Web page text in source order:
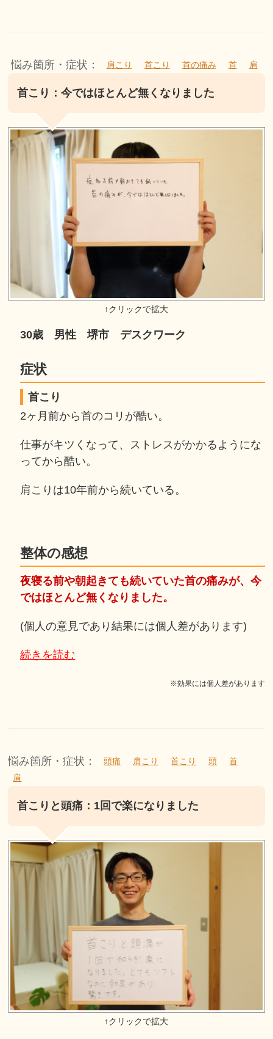
悩み箇所・症状： 肩こり 首こり 首の痛み 首 肩
首こり：今ではほとんど無くなりました
30歳 男性 堺市 デスクワーク
症状
首こり
2ヶ月前から首のコリが酷い。
仕事がキツくなって、ストレスがかかるようにな
ってから酷い。
肩こりは10年前から続いている。
整体の感想
夜寝る前や朝起きても続いていた首の痛みが、今
ではほとんど無くなりました。
(個人の意見であり結果には個人差があります)
続きを読む
※効果には個人差があります
悩み箇所・症状： 頭痛 肩こり 首こり 頭
首
肩
首こりと頭痛：1回で楽になりました